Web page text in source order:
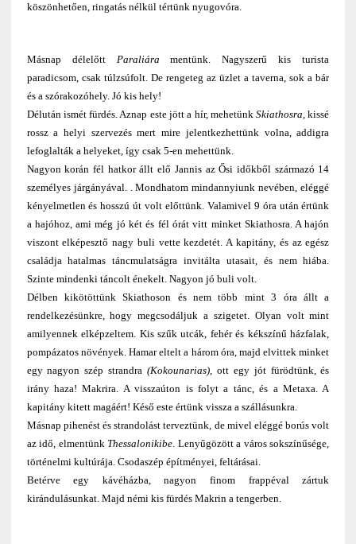
köszönhetően, ringatás nélkül tértünk nyugovóra.
Másnap délelőtt Paraliára mentünk. Nagyszerű kis turista
paradicsom, csak túlzsúfolt. De rengeteg az üzlet a taverna, sok a bár
és a szórakozóhely. Jó kis hely!
Délután ismét fürdés. Aznap este jött a hír, mehetünkSkiathosra, kissé
rossz a helyi szervezés mert mire jelentkezhettünk volna, addigra
lefoglalták a helyeket, így csak 5-en mehettünk.
Nagyon korán fél hatkor állt elő Jannis az Ősi időkből származó 14
személyes járgányával. . Mondhatom mindannyiunk nevében, eléggé
kényelmetlen és hosszú út volt előttünk. Valamivel 9 óra után értünk
a hajóhoz, ami még jó két és fél órát vitt minket Skiathosra. A hajón
viszont elképesztő nagy buli vette kezdetét. A kapitány, és az egész
családja hatalmas táncmulatságra invitálta utasait, és nem hiába.
Szinte mindenki táncolt énekelt. Nagyon jó buli volt.
Délben kikötöttünk Skiathoson és nem több mint 3 óra állt a
rendelkezésünkre, hogy megcsodáljuk a szigetet. Olyan volt mint
amilyennek elképzeltem. Kis szűk utcák, fehér és kékszínű házfalak,
pompázatos növények. Hamar eltelt a három óra, majd elvittek minket
egy nagyon szép strandra(Kokounarias), ott egy jót fürödtünk, és
irány haza! Makrira. A visszaúton is folyt a tánc, és a Metaxa. A
kapitány kitett magáért! Késő este értünk vissza a szállásunkra.
Másnap pihenést és strandolást terveztünk, de mivel eléggé borús volt
az idő, elmentünk Thessalonikibe. Lenyűgözött a város sokszínűsége,
történelmi kultúrája. Csodaszép építményei, feltárásai.
Betérve egy kávéházba, nagyon finom frappéval zártuk
kirándulásunkat. Majd némi kis fürdés Makrin a tengerben.